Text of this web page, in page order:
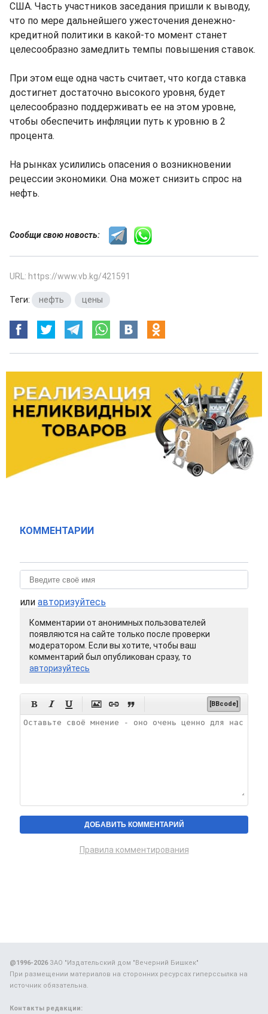
США. Часть участников заседания пришли к выводу,
что по мере дальнейшего ужесточения денежно-
кредитной политики в какой-то момент станет
целесообразно замедлить темпы повышения ставок.
При этом еще одна часть считает, что когда ставка
достигнет достаточно высокого уровня, будет
целесообразно поддерживать ее на этом уровне,
чтобы обеспечить инфляции путь к уровню в 2
процента.
На рынках усилились опасения о возникновении
рецессии экономики. Она может снизить спрос на
нефть.
Сообщи свою новость:
URL: https://www.vb.kg/421591
Теги: нефть цены
КОММЕНТАРИИ
или авторизуйтесь
Комментарии от анонимных пользователей
появляются на сайте только после проверки
модератором. Если вы хотите, чтобы ваш
комментарий был опубликован сразу, то
авторизуйтесь
      [BBcode]
Правила комментирования
@1996-2026ЗАО "Издательский дом "Вечерний Бишкек"
При размещении материалов на сторонних ресурсах гиперссылка на
источник обязательна.
Контакты редакции: